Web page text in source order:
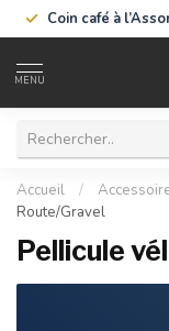
Coin café à
MENU
Accueil /
Route/Gravel
Pellicule